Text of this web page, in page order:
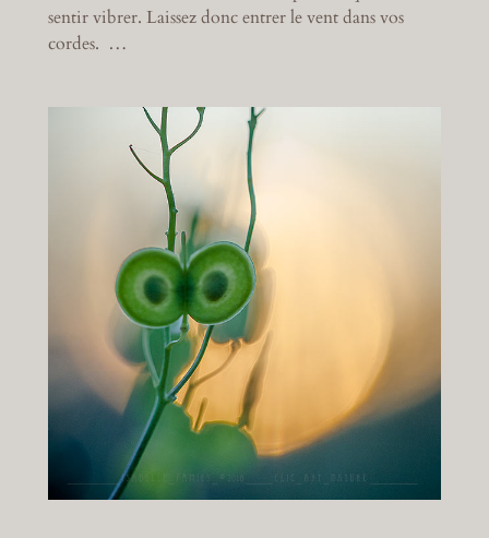
sentir vibrer. Laissez donc entrer le vent dans vos
cordes. …